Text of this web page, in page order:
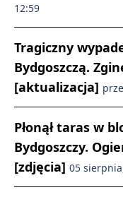
12:59
Tragiczny
Bydgoszczą.
[aktualizacja]
Płonął taras w
Bydgoszczy.
[zdjęcia] 05